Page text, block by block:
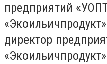
предприятий
директор